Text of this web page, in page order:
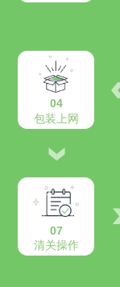
04
包装上网
07
清关操作